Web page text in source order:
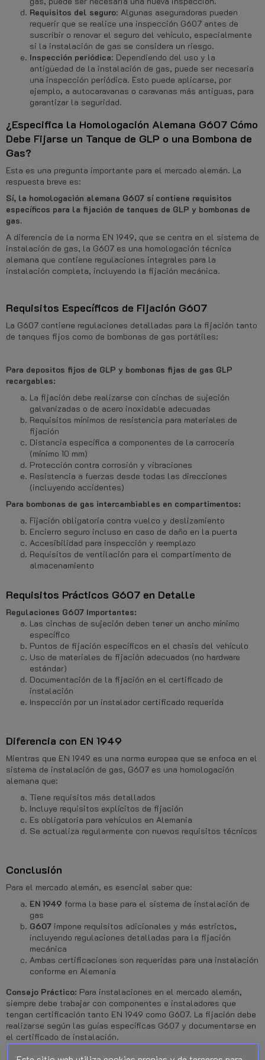
Requisitos del seguro: Algunas aseguradoras pueden
requerir que se realice una inspección G607 antes de
suscribir o renovar el seguro del vehículo, especialmente
si la instalación de gas se considera un riesgo.
Inspección periódica: Dependiendo del uso y la
antigüedad de la instalación de gas, puede ser necesaria
una inspección periódica. Esto puede aplicarse, por
ejemplo, a autocaravanas o caravanas más antiguas, para
garantizar la seguridad.
¿Especifica la Homologación Alemana G607 Cómo
Debe Fijarse un Tanque de GLP o una Bombona de
Gas?
Esta es una pregunta importante para el mercado alemán. La
respuesta breve es:
Sí, la homologación alemana G607 sí contiene requisitos
específicos para la fijación de tanques de GLP y bombonas de
gas.
A diferencia de la norma EN 1949, que se centra en el sistema de
instalación de gas, la G607 es una homologación técnica
alemana que contiene regulaciones integrales para la
instalación completa, incluyendo la fijación mecánica.
Requisitos Específicos de Fijación G607
La G607 contiene regulaciones detalladas para la fijación tanto
de tanques fijos como de bombonas de gas portátiles:
Para depositos fijos de GLP y bombonas fijas de gas GLP
recargables:
La fijación debe realizarse con cinchas de sujeción
galvanizadas o de acero inoxidable adecuadas
Requisitos mínimos de resistencia para materiales de
fijación
Distancia específica a componentes de la carrocería
(mínimo 10 mm)
Protección contra corrosión y vibraciones
Resistencia a fuerzas desde todas las direcciones
(incluyendo accidentes)
Para bombonas de gas intercambiables en compartimentos:
Fijación obligatoria contra vuelco y deslizamiento
Encierro seguro incluso en caso de daño en la puerta
Accesibilidad para inspección y reemplazo
Requisitos de ventilación para el compartimento de
almacenamiento
Requisitos Prácticos G607 en Detalle
Regulaciones G607 Importantes:
Las cinchas de sujeción deben tener un ancho mínimo
específico
Puntos de fijación específicos en el chasis del vehículo
Uso de materiales de fijación adecuados (no hardware
estándar)
Documentación de la fijación en el certificado de
instalación
Inspección por un instalador certificado requerida
Diferencia con EN 1949
Mientras que EN 1949 es una norma europea que se enfoca en el
sistema de instalación de gas, G607 es una homologación
alemana que:
Tiene requisitos más detallados
Incluye requisitos explícitos de fijación
Es obligatoria para vehículos en Alemania
Se actualiza regularmente con nuevos requisitos técnicos
Conclusión
Para el mercado alemán, es esencial saber que:
EN 1949 forma la base para el sistema de instalación de
gas
G607 impone requisitos adicionales y más estrictos,
incluyendo regulaciones detalladas para la fijación
mecánica
Ambas certificaciones son requeridas para una instalación
conforme en Alemania
Consejo Práctico: Para instalaciones en el mercado alemán,
siempre debe trabajar con componentes e instaladores que
tengan certificación tanto EN 1949 como G607. La fijación debe
realizarse según las guías específicas G607 y documentarse en
el certificado de instalación.